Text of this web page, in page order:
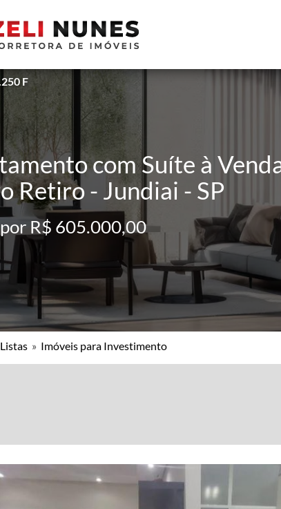
F
com Suíte à
Retiro - Jundiai - SP
R$ 605.000,00
» Imóveis para Investimento